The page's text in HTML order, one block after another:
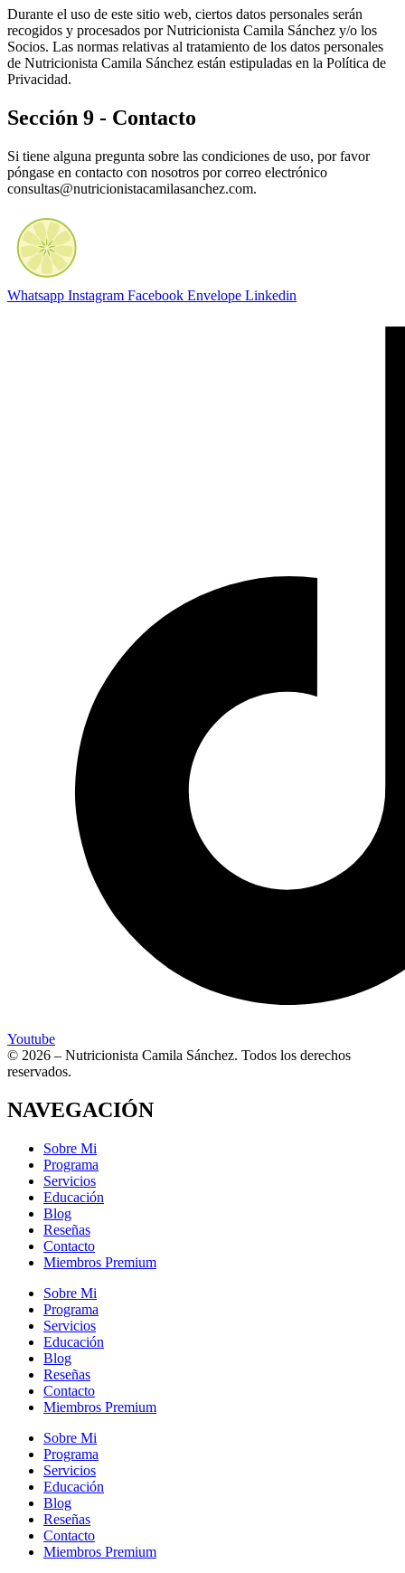
Durante el uso de este sitio web, ciertos datos personales serán
recogidos y procesados por Nutricionista Camila Sánchez y/o los
Socios. Las normas relativas al tratamiento de los datos personales
de Nutricionista Camila Sánchez están estipuladas en la Política de
Privacidad.
Sección 9 - Contacto
Si tiene alguna pregunta sobre las condiciones de uso, por favor
póngase en contacto con nosotros por correo electrónico
consultas@nutricionistacamilasanchez.com.
Whatsapp Instagram Facebook Envelope Linkedin
Youtube
© 2026 – Nutricionista Camila Sánchez. Todos los derechos
reservados.
NAVEGACIÓN
Sobre Mi
Programa
Servicios
Educación
Blog
Reseñas
Contacto
Miembros Premium
Sobre Mi
Programa
Servicios
Educación
Blog
Reseñas
Contacto
Miembros Premium
Sobre Mi
Programa
Servicios
Educación
Blog
Reseñas
Contacto
Miembros Premium